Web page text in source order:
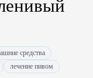
средства
лечение пивом